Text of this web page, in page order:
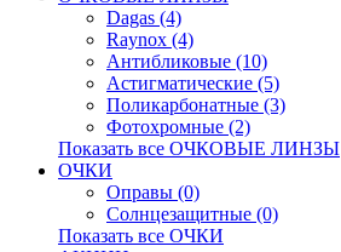
Dagas (4)
Raynox (4)
Антибликовые (10)
Астигматические (5)
Поликарбонатные (3)
Фотохромные (2)
Показать все ОЧКОВЫЕ ЛИНЗЫ
ОЧКИ
Оправы (0)
Солнцезащитные (0)
Показать все ОЧКИ